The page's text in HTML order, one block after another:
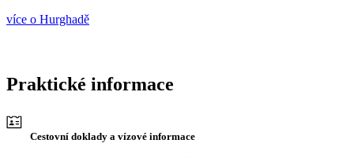
více o Hurghadě
Praktické informace
Cestovní doklady a vízové informace